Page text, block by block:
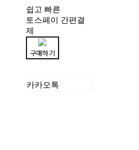
쉽고 빠른
토스페이 간편결
제
구매하기
카카오톡